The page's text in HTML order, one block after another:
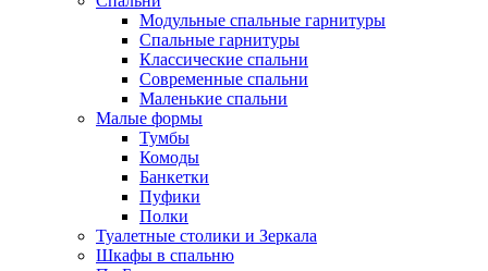
Модульные спальные гарнитуры
Спальные гарнитуры
Классические спальни
Современные спальни
Маленькие спальни
Малые формы
Тумбы
Комоды
Банкетки
Пуфики
Полки
Туалетные столики и Зеркала
Шкафы в спальню